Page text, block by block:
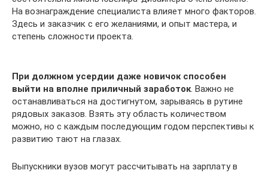
На вознаграждение специалиста влияет много факторов.
Здесь и заказчик с его желаниями, и опыт мастера, и
степень сложности проекта.
При должном усердии даже новичок способен
выйти на вполне приличный заработок. Важно не
останавливаться на достигнутом, зарываясь в рутине
рядовых заказов. Взять эту область количеством
можно, но с каждым последующим годом перспективы к
развитию тают на глазах.
Выпускники вузов могут рассчитывать на зарплату в